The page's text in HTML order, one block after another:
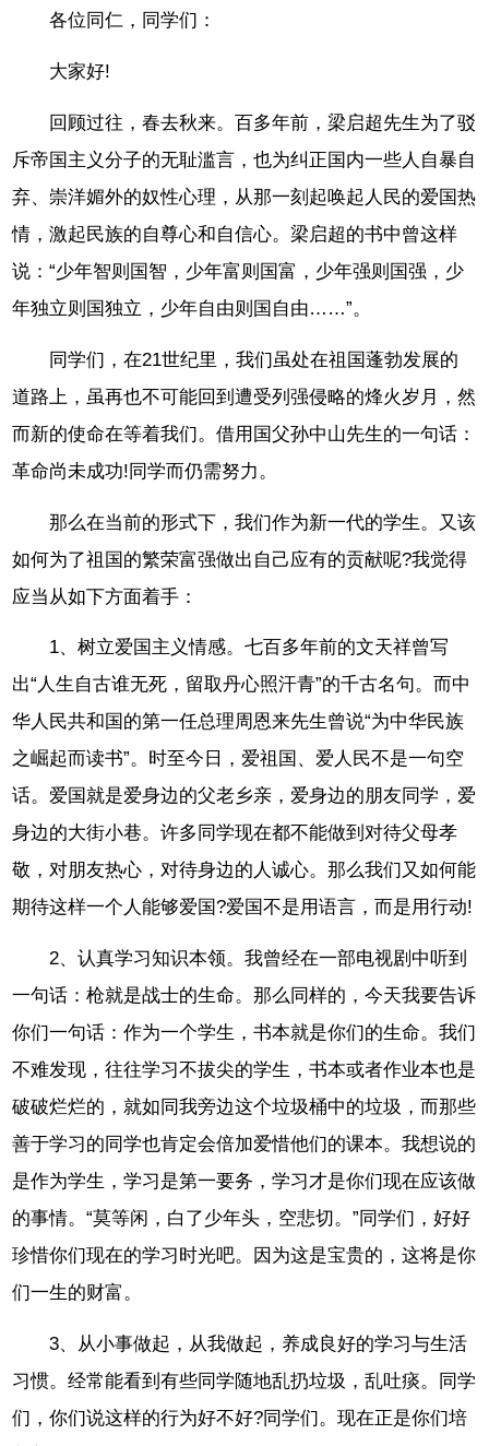
各位同仁，同学们：
大家好!
回顾过往，春去秋来。百多年前，梁启超先生为了驳
斥帝国主义分子的无耻滥言，也为纠正国内一些人自暴自
弃、崇洋媚外的奴性心理，从那一刻起唤起人民的爱国热
情，激起民族的自尊心和自信心。梁启超的书中曾这样
说：“少年智则国智，少年富则国富，少年强则国强，少
年独立则国独立，少年自由则国自由……”。
同学们，在21世纪里，我们虽处在祖国蓬勃发展的
道路上，虽再也不可能回到遭受列强侵略的烽火岁月，然
而新的使命在等着我们。借用国父孙中山先生的一句话：
革命尚未成功!同学而仍需努力。
那么在当前的形式下，我们作为新一代的学生。又该
如何为了祖国的繁荣富强做出自己应有的贡献呢?我觉得
应当从如下方面着手：
1、树立爱国主义情感。七百多年前的文天祥曾写
出“人生自古谁无死，留取丹心照汗青”的千古名句。而中
华人民共和国的第一任总理周恩来先生曾说“为中华民族
之崛起而读书”。时至今日，爱祖国、爱人民不是一句空
话。爱国就是爱身边的父老乡亲，爱身边的朋友同学，爱
身边的大街小巷。许多同学现在都不能做到对待父母孝
敬，对朋友热心，对待身边的人诚心。那么我们又如何能
期待这样一个人能够爱国?爱国不是用语言，而是用行动!
2、认真学习知识本领。我曾经在一部电视剧中听到
一句话：枪就是战士的生命。那么同样的，今天我要告诉
你们一句话：作为一个学生，书本就是你们的生命。我们
不难发现，往往学习不拔尖的学生，书本或者作业本也是
破破烂烂的，就如同我旁边这个垃圾桶中的垃圾，而那些
善于学习的同学也肯定会倍加爱惜他们的课本。我想说的
是作为学生，学习是第一要务，学习才是你们现在应该做
的事情。“莫等闲，白了少年头，空悲切。”同学们，好好
珍惜你们现在的学习时光吧。因为这是宝贵的，这将是你
们一生的财富。
3、从小事做起，从我做起，养成良好的学习与生活
习惯。经常能看到有些同学随地乱扔垃圾，乱吐痰。同学
们，你们说这样的行为好不好?同学们。现在正是你们培